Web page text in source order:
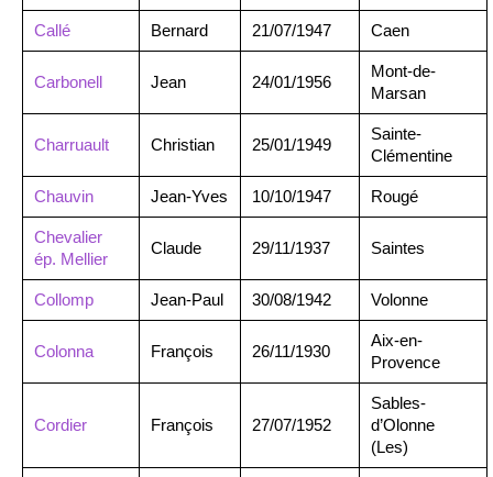
Callé Bernard 21/07/1947 Caen
Carbonell Jean 24/01/1956
Mont-de-
Marsan
Charruault Christian 25/01/1949
Sainte-
Clémentine
Chauvin Jean-Yves 10/10/1947 Rougé
Chevalier
ép. Mellier
Claude 29/11/1937 Saintes
Collomp Jean-Paul 30/08/1942 Volonne
Colonna François 26/11/1930
Aix-en-
Provence
Cordier François 27/07/1952
Sables-
d’Olonne
(Les)